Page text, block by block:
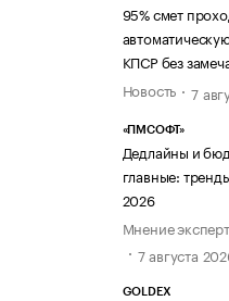
95% смет
КПСР без
Новость
7
«ПМСОФТ»
Дедлайны и
главные:
2026
Мнение
7 августа
GOLDEX